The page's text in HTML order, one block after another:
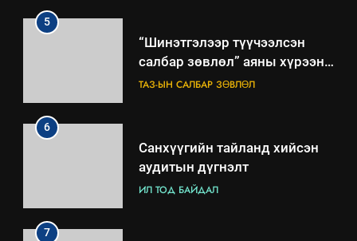
5
“Шинэтгэлээр түүчээлсэн
салбар зөвлөл” аяны хүрээнд
зохион байгуулах арга
ТАЗ-ЫН САЛБАР ЗӨВЛӨЛ
6
Санхүүгийн тайланд хийсэн
аудитын дүгнэлт
ИЛ ТОД БАЙДАЛ
7